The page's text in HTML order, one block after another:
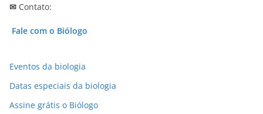
✉ Contato:
Fale com o Biólogo
Eventos da biologia
Datas especiais da biologia
Assine grátis o Biólogo